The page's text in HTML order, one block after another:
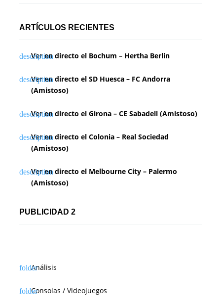
ARTÍCULOS RECIENTES
Ver en directo el Bochum – Hertha Berlin
Ver en directo el SD Huesca – FC Andorra
(Amistoso)
Ver en directo el Girona – CE Sabadell (Amistoso)
Ver en directo el Colonia – Real Sociedad
(Amistoso)
Ver en directo el Melbourne City – Palermo
(Amistoso)
PUBLICIDAD 2
Análisis
Consolas / Videojuegos